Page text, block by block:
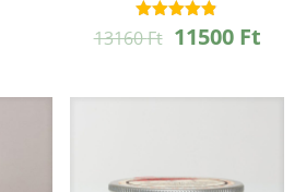
Értékelés:
4.78
13160Ft Original
11500 Ft